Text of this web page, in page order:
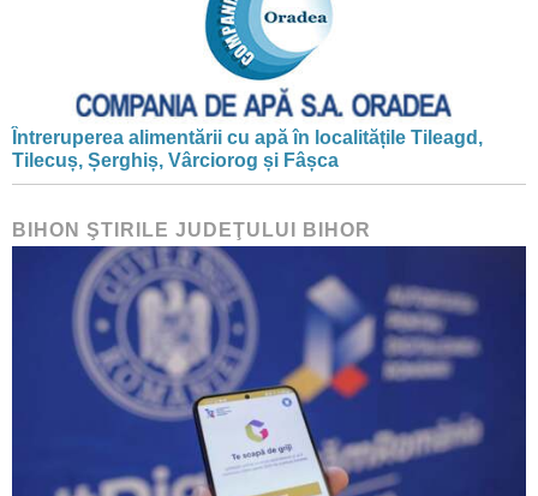
Întreruperea alimentării cu apă în localitățile Tileagd,
Tilecuș, Șerghiș, Vârciorog și Fâșca
BIHON ŞTIRILE JUDEŢULUI BIHOR